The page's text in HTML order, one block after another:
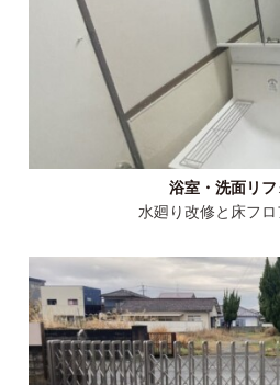
浴室・洗面リフ
水廻り改修と床フ